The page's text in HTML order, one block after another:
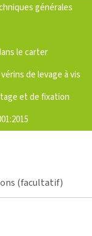
générales
le carter
de levage à vis
et de fixation
(facultatif)